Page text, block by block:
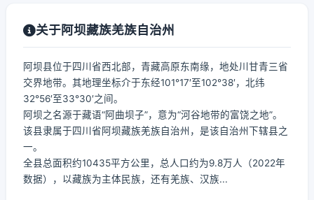
关于阿坝藏族羌族自治州
阿坝县位于四川省西北部，青藏高原东南缘，地处川甘青三省
交界地带。其地理坐标介于东经101°17′至102°38′，北纬
32°56′至33°30′之间。
阿坝之名源于藏语“阿曲坝子”，意为“河谷地带的富饶之地”。
该县隶属于四川省阿坝藏族羌族自治州，是该自治州下辖县之
一。
全县总面积约10435平方公里，总人口约为9.8万人（2022年
数据），以藏族为主体民族，还有羌族、汉族...